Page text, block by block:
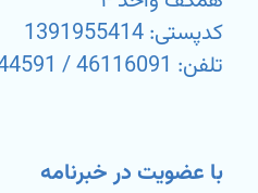
کدپستی: 1391955414
تلفن: 46116091 / 09999644591
با عضویت در خبرنامه